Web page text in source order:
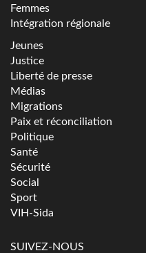
Femmes
Intégration régionale
Jeunes
Justice
Liberté de presse
Médias
Migrations
Paix et réconciliation
Politique
Santé
Sécurité
Social
Sport
VIH-Sida
SUIVEZ-NOUS